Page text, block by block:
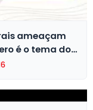
ameaçam
é o tema do